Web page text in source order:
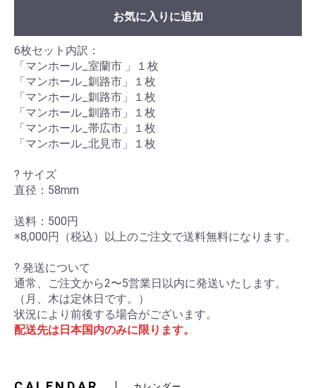
お気に入りに追加
6枚セット内訳：
「マンホール_室蘭市 」１枚
「マンホール_釧路市」１枚
「マンホール_釧路市」１枚
「マンホール_釧路市」１枚
「マンホール_帯広市」１枚
「マンホール_北見市」１枚
? サイズ
直径：58mm
送料：500円
※8,000円（税込）以上のご注文で送料無料になります。
? 発送について
通常、ご注文から2〜5営業日以内に発送いたします。
（月、木は定休日です。）
状況により前後する場合がございます。
配送先は日本国内のみに限ります。